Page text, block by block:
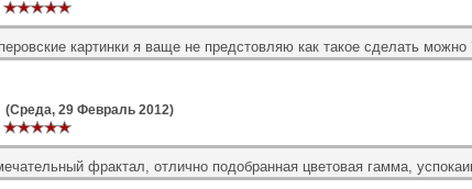
картинки я ваще не предстовляю как такое сделать можно
29 Февраль 2012)
фрактал, отлично подобранная цветовая гамма,